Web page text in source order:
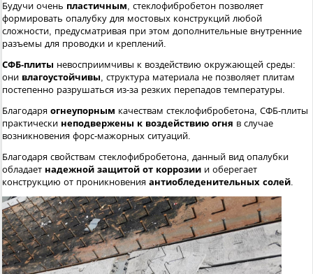
Будучи очень пластичным, стеклофибробетон позволяет
формировать опалубку для мостовых конструкций любой
сложности, предусматривая при этом дополнительные внутренние
разъемы для проводки и креплений.
СФБ-плиты невосприимчивы к воздействию окружающей среды:
они влагоустойчивы, структура материала не позволяет плитам
постепенно разрушаться из-за резких перепадов температуры.
Благодаря огнеупорным качествам стеклофибробетона, СФБ-плиты
практически неподвержены к воздействию огня в случае
возникновения форс-мажорных ситуаций.
Благодаря свойствам стеклофибробетона, данный вид опалубки
обладает надежной защитой от коррозии и оберегает
конструкцию от проникновения антиобледенительных солей.